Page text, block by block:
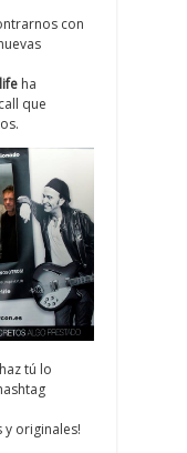
con
ha
que
tú lo
y originales!